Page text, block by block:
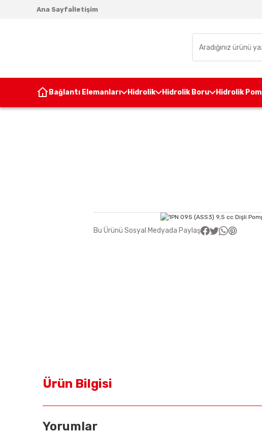
Ana Sayfaİletişim
Bağlantı Elemanları Hidrolik Hidrolik Boru Hidrolik
Bu Ürünü Sosyal Medyada Paylaş
Ürün Bilgisi
Yorumlar